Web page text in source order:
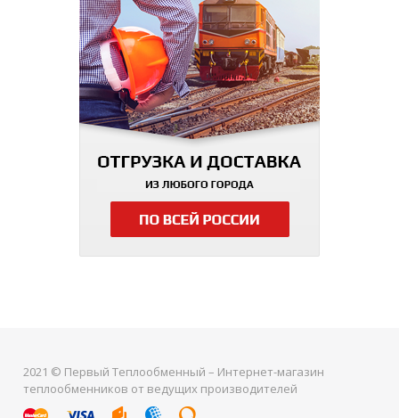
2021 © Первый Теплообменный – Интернет-магазин
теплообменников от ведущих производителей